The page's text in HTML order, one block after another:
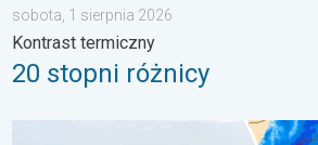
sobota, 1 sierpnia 2026
Kontrast termiczny
20 stopni różnicy
Powodzie i osuwiska w Azji.